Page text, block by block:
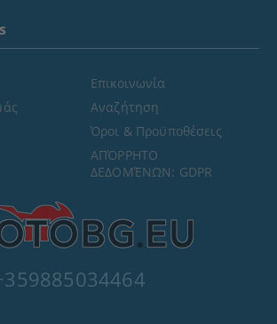
Επικοινωνία
Αναζήτηση
Όροι & Προϋποθέσεις
ΑΠΌΡΡΗΤΟ
ΔΕΔΟΜΈΝΩΝ: GDPR